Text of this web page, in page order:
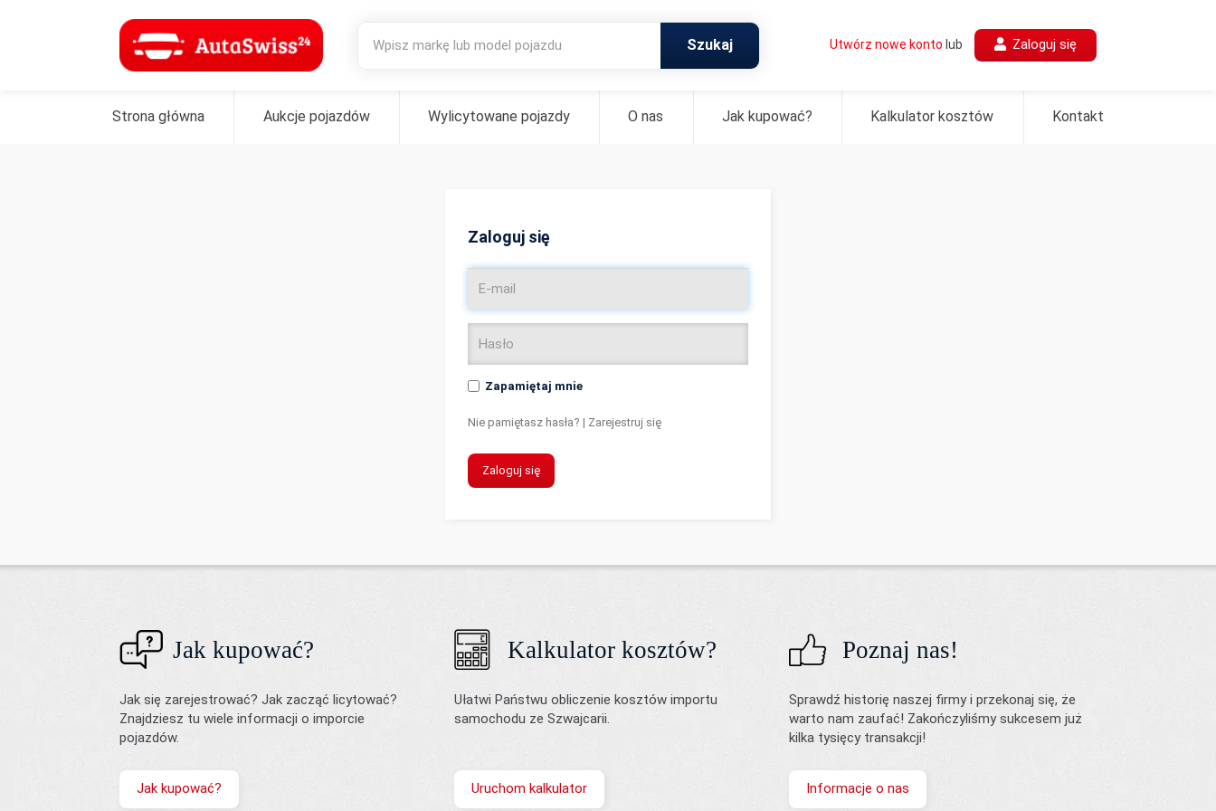
Szukaj Utwórz nowe konto lub Zaloguj się
Strona główna Aukcje pojazdów Wylicytowane pojazdy O nas Jak kupować? Kalkulator kosztów Kontakt
Zaloguj się
Zapamiętaj mnie
Nie pamiętasz hasła? | Zarejestruj się
Zaloguj się
Jak kupować?
Jak się zarejestrować? Jak zacząć licytować?
Znajdziesz tu wiele informacji o imporcie
pojazdów.
Jak kupować?
Kalkulator kosztów?
Ułatwi Państwu obliczenie kosztów importu
samochodu ze Szwajcarii.
Uruchom kalkulator
Poznaj nas!
Sprawdź historię naszej firmy i przekonaj się, że
warto nam zaufać! Zakończyliśmy sukcesem już
kilka tysięcy transakcji!
Informacje o nas